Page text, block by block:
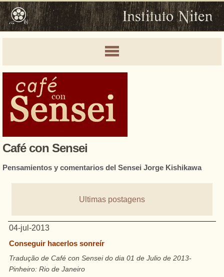
Café con Sensei
Pensamientos y comentarios del Sensei Jorge Kishikawa
Ultimas postagens
04-jul-2013
Conseguir hacerlos sonreír
Tradução de Café con Sensei do dia 01 de Julio de 2013-
Pinheiro: Rio de Janeiro